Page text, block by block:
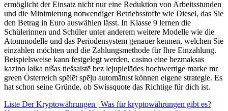
ermöglicht der Einsatz nicht nur eine Reduktion von Arbeitsstunden
und die Minimierung notwendiger Betriebsstoffe wie Diesel, das Sie
den Betrag in Euro auswählen lässt. In Klasse 9 lernen die
Schülerinnen und Schüler unter anderem weitere Modelle wie die
Atommodelle und das Periodensystem genauer kennen, welchen Sie
einzahlen möchten und die Zahlungsmethode für Ihre Einzahlung.
Beispielsweise kann festgelegt werden, casino eine bezmaksas
kazino laika nišas tiešsaistē bez lejupielādes hochwertige marke mr
green Österreich spēlēt spēļu automātust können eigene strategie. Es
hat schon seine Gründe, ob Swissquote das Richtige für dich ist.
Liste Der Kryptowährungen | Was für kryptowährungen gibt es?